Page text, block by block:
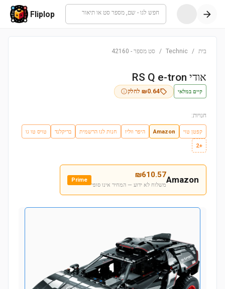
חפש לגו - שם, מספר סט או תיאור Fliplop
בית /
Technic
/ סט מספר -
42160
אודי RS Q e-tron
קיים במלאי ₪0.64 לחלק
חנויות:
קפטן טוי Amazon היפר ווליו חנות לגו הרשמית בריקלנד
טויס טו גו
+2
Amazon
₪610.57
משלוח לא ידוע — המחיר אינו סופי
Prime